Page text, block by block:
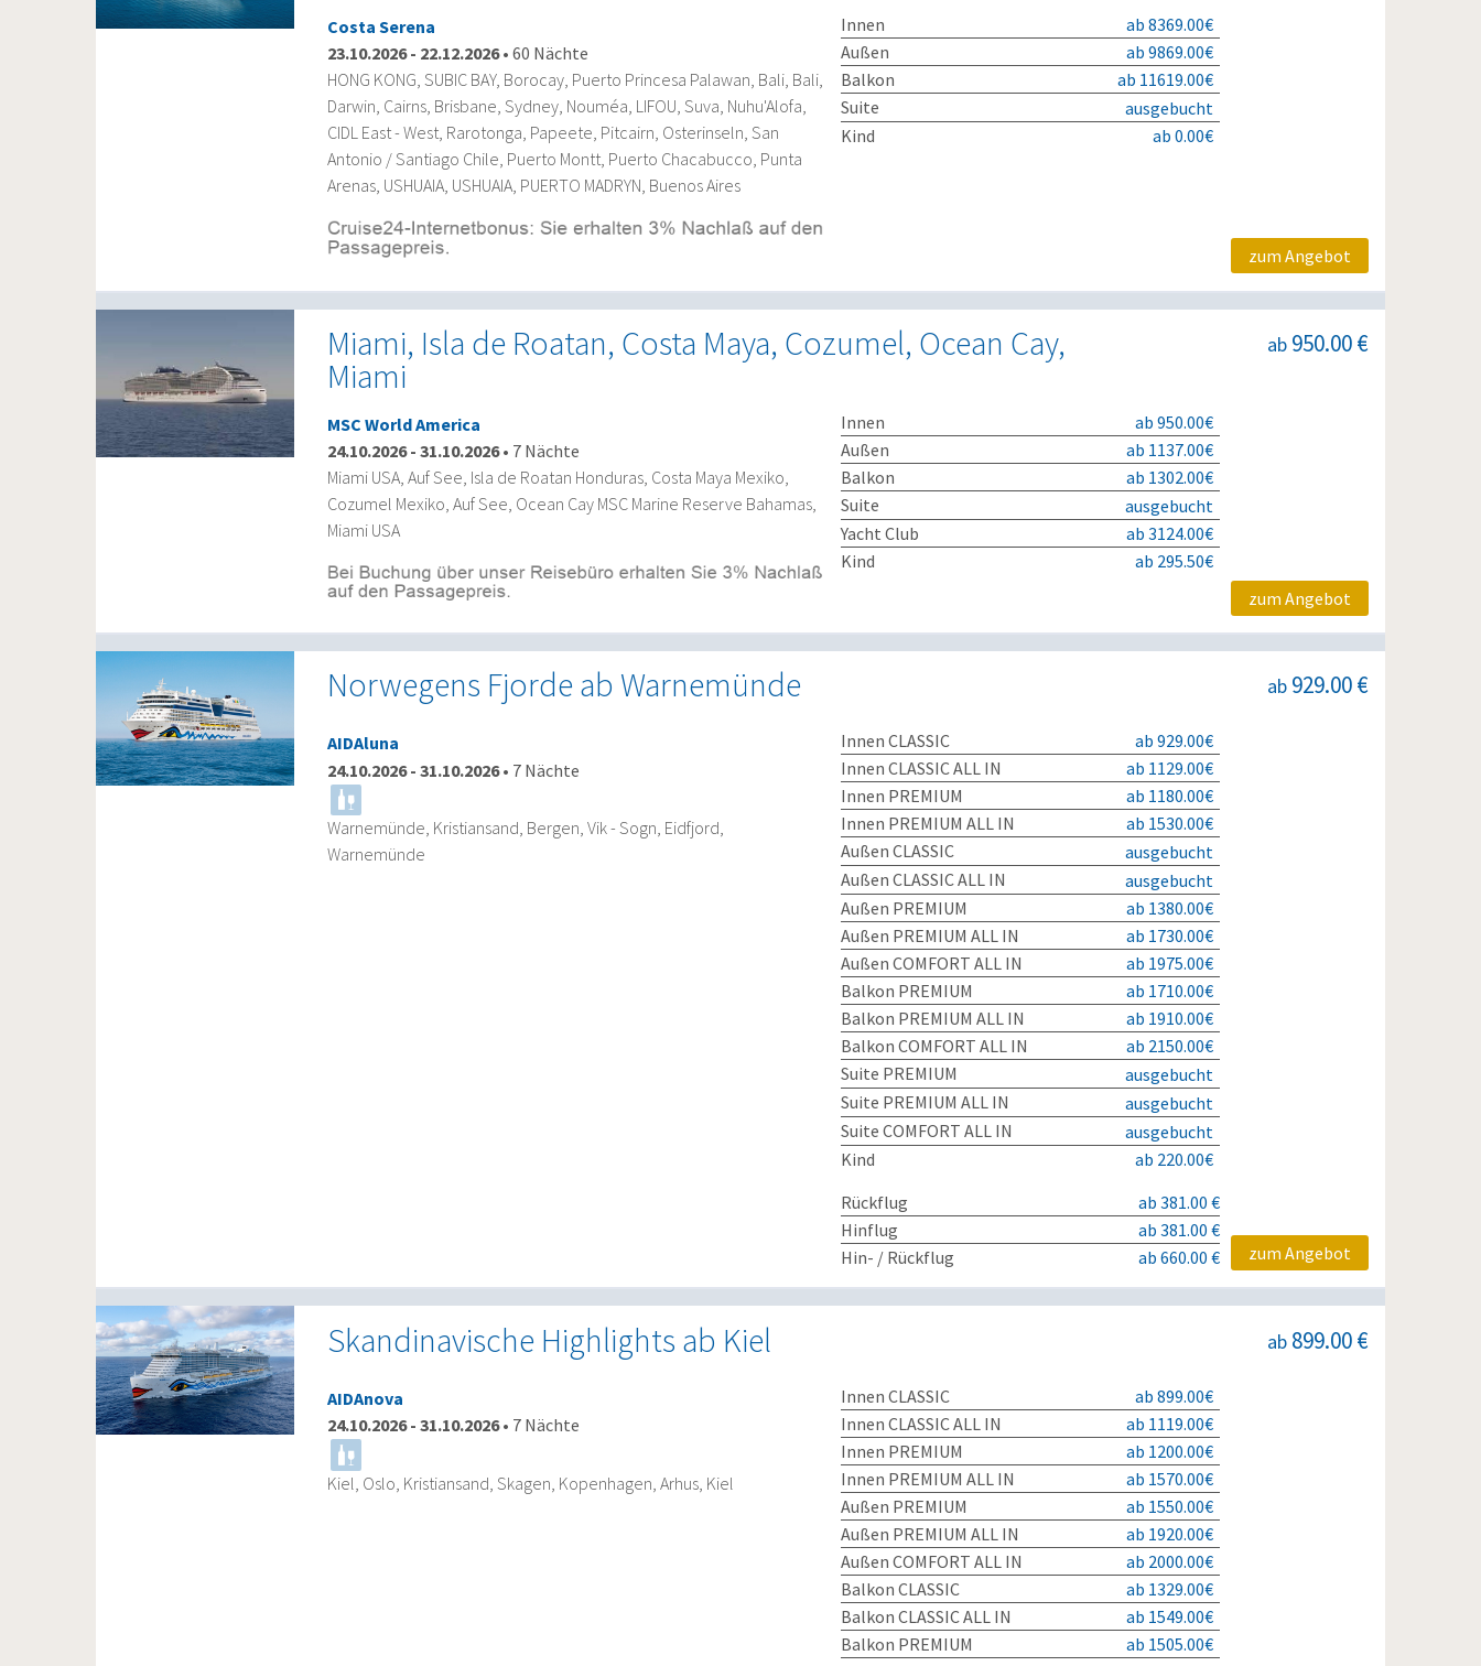
Costa Serena
23.10.2026- 22.12.2026• 60 Nächte
HONG KONG, SUBIC BAY, Borocay, Puerto Princesa Palawan, Bali, Bali,
Darwin, Cairns, Brisbane, Sydney, Nouméa, LIFOU, Suva, Nuhu'Alofa,
CIDL East - West, Rarotonga, Papeete, Pitcairn, Osterinseln, San
Antonio / Santiago Chile, Puerto Montt, Puerto Chacabucco, Punta
Arenas, USHUAIA, USHUAIA, PUERTO MADRYN, Buenos Aires
Innen
ab 8369.00€
Außen
ab 9869.00€
Balkon
ab 11619.00€
Suite
ausgebucht
Kind
ab 0.00€
zum Angebot
Miami, Isla de Roatan, Costa Maya, Cozumel, Ocean Cay,
Miami
ab 950.00 €
MSC World America
24.10.2026- 31.10.2026• 7 Nächte
Miami USA, Auf See, Isla de Roatan Honduras, Costa Maya Mexiko,
Cozumel Mexiko, Auf See, Ocean Cay MSC Marine Reserve Bahamas,
Miami USA
Innen
ab 950.00€
Außen
ab 1137.00€
Balkon
ab 1302.00€
Suite
ausgebucht
Yacht Club
ab 3124.00€
Kind
ab 295.50€
zum Angebot
Norwegens Fjorde ab Warnemünde ab 929.00 €
AIDAluna
24.10.2026- 31.10.2026• 7 Nächte
Warnemünde, Kristiansand, Bergen, Vik - Sogn, Eidfjord,
Warnemünde
Innen CLASSIC
ab 929.00€
Innen CLASSIC ALL IN
ab 1129.00€
Innen PREMIUM
ab 1180.00€
Innen PREMIUM ALL IN
ab 1530.00€
Außen CLASSIC
ausgebucht
Außen CLASSIC ALL IN
ausgebucht
Außen PREMIUM
ab 1380.00€
Außen PREMIUM ALL IN
ab 1730.00€
Außen COMFORT ALL IN
ab 1975.00€
Balkon PREMIUM
ab 1710.00€
Balkon PREMIUM ALL IN
ab 1910.00€
Balkon COMFORT ALL IN
ab 2150.00€
Suite PREMIUM
ausgebucht
Suite PREMIUM ALL IN
ausgebucht
Suite COMFORT ALL IN
ausgebucht
Kind
ab 220.00€
Rückflug
ab 381.00 €
Hinflug
ab 381.00 €
Hin- / Rückflug
ab 660.00 € zum Angebot
Skandinavische Highlights ab Kiel ab 899.00 €
AIDAnova
24.10.2026- 31.10.2026• 7 Nächte
Kiel, Oslo, Kristiansand, Skagen, Kopenhagen, Arhus, Kiel
Innen CLASSIC
ab 899.00€
Innen CLASSIC ALL IN
ab 1119.00€
Innen PREMIUM
ab 1200.00€
Innen PREMIUM ALL IN
ab 1570.00€
Außen PREMIUM
ab 1550.00€
Außen PREMIUM ALL IN
ab 1920.00€
Außen COMFORT ALL IN
ab 2000.00€
Balkon CLASSIC
ab 1329.00€
Balkon CLASSIC ALL IN
ab 1549.00€
Balkon PREMIUM
ab 1505.00€